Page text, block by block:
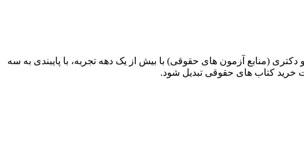
(منابع آزمون های حقوقی) با بیش از یک دهه تجربه، با پایبندی به سه
خرید کتاب های حقوقی تبدیل شود.